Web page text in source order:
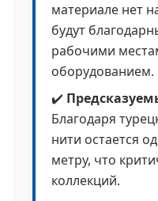
материале нет
будут
рабочими
оборудованием.
✔️
Благодаря
нити остается
метру, что
коллекций.